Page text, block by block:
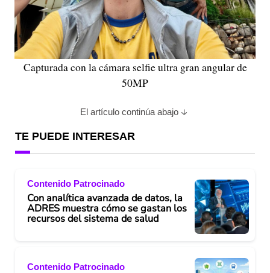
Capturada con la cámara selfie ultra gran angular de
50MP
El artículo continúa abajo
TE PUEDE INTERESAR
Contenido Patrocinado
Con analítica avanzada de datos, la
ADRES muestra cómo se gastan los
recursos del sistema de salud
Contenido Patrocinado